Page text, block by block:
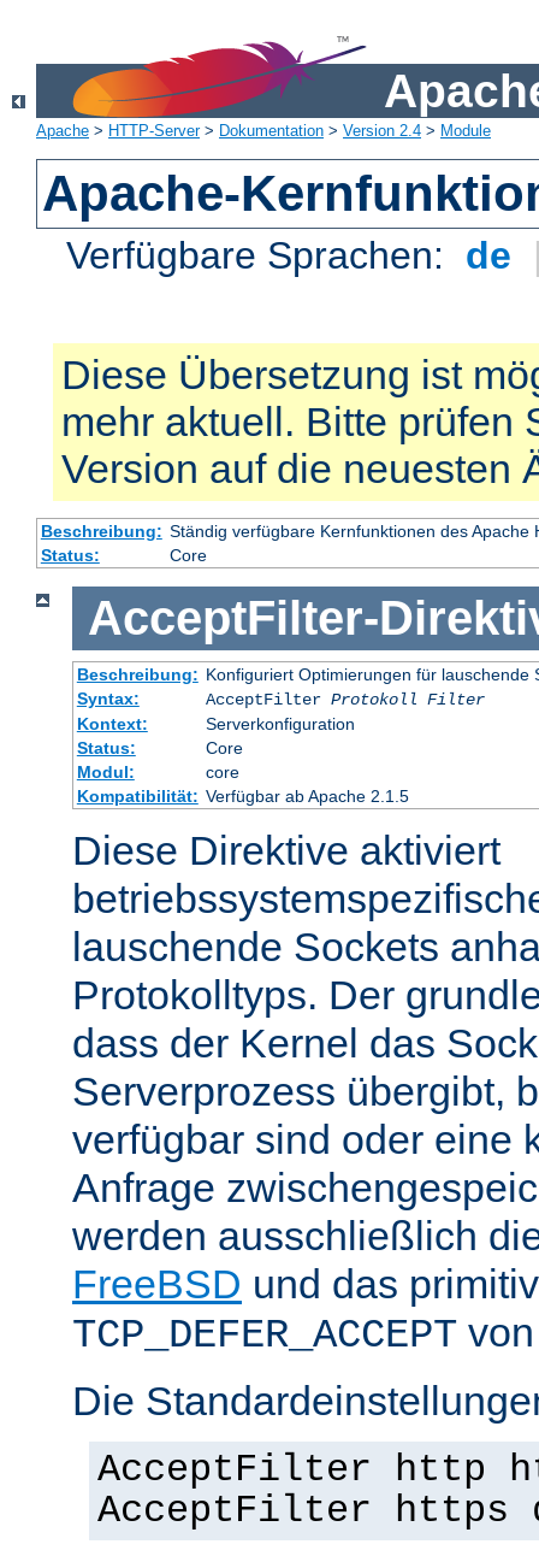
Apache > HTTP-Server> Dokumentation > Version 2.4 > Module
Apache-
Verfügbare Sprachen: de
Diese Übersetzung ist
mehr aktuell. Bitte prüfen
Version auf die neuesten
Beschreibung: Ständig verfügbare Kernfunktionen des Apache
Status:
Core
AcceptFilter-
Beschreibung: Konfiguriert Optimierungen für lauschende
Syntax:
AcceptFilter Protokoll Filter
Kontext:
Serverkonfiguration
Status:
Core
Modul:
core
Kompatibilität: Verfügbar ab Apache 2.1.5
Diese Direktive aktiviert
lauschende Sockets
Protokolltyps. Der
dass der Kernel das
Serverprozess übergibt,
verfügbar sind oder eine
Anfrage
werden ausschließlich
FreeBSD und das
TCP_DEFER_ACCEPT
Die
AcceptFilter http
AcceptFilter https